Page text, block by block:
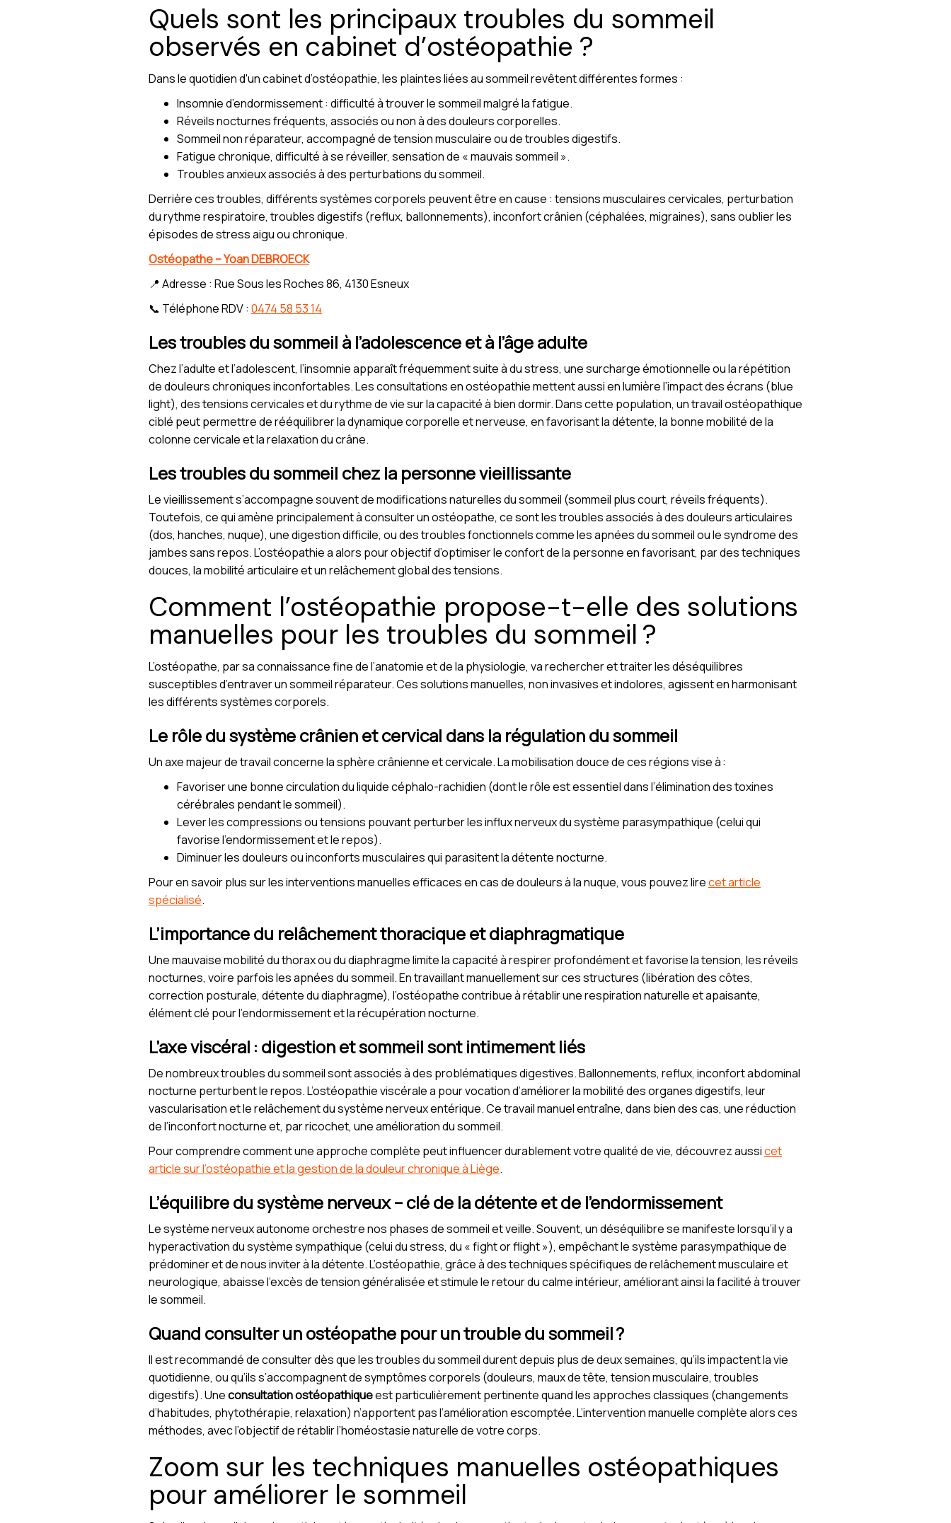
Quels sont les principaux troubles du sommeil
observés en cabinet d’ostéopathie ?
Dans le quotidien d'un cabinet d’ostéopathie, les plaintes liées au sommeil revêtent différentes formes :
Insomnie d’endormissement : difficulté à trouver le sommeil malgré la fatigue.
Réveils nocturnes fréquents, associés ou non à des douleurs corporelles.
Sommeil non réparateur, accompagné de tension musculaire ou de troubles digestifs.
Fatigue chronique, difficulté à se réveiller, sensation de « mauvais sommeil ».
Troubles anxieux associés à des perturbations du sommeil.
Derrière ces troubles, différents systèmes corporels peuvent être en cause : tensions musculaires cervicales, perturbation
du rythme respiratoire, troubles digestifs (reflux, ballonnements), inconfort crânien (céphalées, migraines), sans oublier les
épisodes de stress aigu ou chronique.
Ostéopathe – Yoan DEBROECK
📍 Adresse : Rue Sous les Roches 86, 4130 Esneux
📞 Téléphone RDV : 0474 58 53 14
Les troubles du sommeil à l’adolescence et à l’âge adulte
Chez l’adulte et l’adolescent, l’insomnie apparaît fréquemment suite à du stress, une surcharge émotionnelle ou la répétition
de douleurs chroniques inconfortables. Les consultations en ostéopathie mettent aussi en lumière l’impact des écrans (blue
light), des tensions cervicales et du rythme de vie sur la capacité à bien dormir. Dans cette population, un travail ostéopathique
ciblé peut permettre de rééquilibrer la dynamique corporelle et nerveuse, en favorisant la détente, la bonne mobilité de la
colonne cervicale et la relaxation du crâne.
Les troubles du sommeil chez la personne vieillissante
Le vieillissement s’accompagne souvent de modifications naturelles du sommeil (sommeil plus court, réveils fréquents).
Toutefois, ce qui amène principalement à consulter un ostéopathe, ce sont les troubles associés à des douleurs articulaires
(dos, hanches, nuque), une digestion difficile, ou des troubles fonctionnels comme les apnées du sommeil ou le syndrome des
jambes sans repos. L’ostéopathie a alors pour objectif d’optimiser le confort de la personne en favorisant, par des techniques
douces, la mobilité articulaire et un relâchement global des tensions.
Comment l’ostéopathie propose-t-elle des solutions
manuelles pour les troubles du sommeil ?
L’ostéopathe, par sa connaissance fine de l’anatomie et de la physiologie, va rechercher et traiter les déséquilibres
susceptibles d’entraver un sommeil réparateur. Ces solutions manuelles, non invasives et indolores, agissent en harmonisant
les différents systèmes corporels.
Le rôle du système crânien et cervical dans la régulation du sommeil
Un axe majeur de travail concerne la sphère crânienne et cervicale. La mobilisation douce de ces régions vise à :
Favoriser une bonne circulation du liquide céphalo-rachidien (dont le rôle est essentiel dans l’élimination des toxines
cérébrales pendant le sommeil).
Lever les compressions ou tensions pouvant perturber les influx nerveux du système parasympathique (celui qui
favorise l’endormissement et le repos).
Diminuer les douleurs ou inconforts musculaires qui parasitent la détente nocturne.
Pour en savoir plus sur les interventions manuelles efficaces en cas de douleurs à la nuque, vous pouvez lirecet article
spécialisé.
L’importance du relâchement thoracique et diaphragmatique
Une mauvaise mobilité du thorax ou du diaphragme limite la capacité à respirer profondément et favorise la tension, les réveils
nocturnes, voire parfois les apnées du sommeil. En travaillant manuellement sur ces structures (libération des côtes,
correction posturale, détente du diaphragme), l’ostéopathe contribue à rétablir une respiration naturelle et apaisante,
élément clé pour l’endormissement et la récupération nocturne.
L’axe viscéral : digestion et sommeil sont intimement liés
De nombreux troubles du sommeil sont associés à des problématiques digestives. Ballonnements, reflux, inconfort abdominal
nocturne perturbent le repos. L’ostéopathie viscérale a pour vocation d’améliorer la mobilité des organes digestifs, leur
vascularisation et le relâchement du système nerveux entérique. Ce travail manuel entraîne, dans bien des cas, une réduction
de l’inconfort nocturne et, par ricochet, une amélioration du sommeil.
Pour comprendre comment une approche complète peut influencer durablement votre qualité de vie, découvrez aussicet
article sur l’ostéopathie et la gestion de la douleur chronique à Liège.
L’équilibre du système nerveux – clé de la détente et de l’endormissement
Le système nerveux autonome orchestre nos phases de sommeil et veille. Souvent, un déséquilibre se manifeste lorsqu’il y a
hyperactivation du système sympathique (celui du stress, du « fight or flight »), empêchant le système parasympathique de
prédominer et de nous inviter à la détente. L’ostéopathie, grâce à des techniques spécifiques de relâchement musculaire et
neurologique, abaisse l’excès de tension généralisée et stimule le retour du calme intérieur, améliorant ainsi la facilité à trouver
le sommeil.
Quand consulter un ostéopathe pour un trouble du sommeil ?
Il est recommandé de consulter dès que les troubles du sommeil durent depuis plus de deux semaines, qu’ils impactent la vie
quotidienne, ou qu’ils s’accompagnent de symptômes corporels (douleurs, maux de tête, tension musculaire, troubles
digestifs). Uneconsultation ostéopathiqueest particulièrement pertinente quand les approches classiques (changements
d’habitudes, phytothérapie, relaxation) n’apportent pas l’amélioration escomptée. L’intervention manuelle complète alors ces
méthodes, avec l’objectif de rétablir l’homéostasie naturelle de votre corps.
Zoom sur les techniques manuelles ostéopathiques
pour améliorer le sommeil